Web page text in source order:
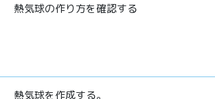
熱気球の作り方を確認する
熱気球を作成する。